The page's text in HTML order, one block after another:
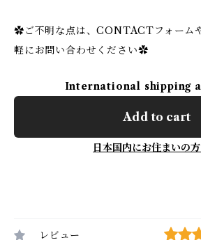
✿ご不明な点は、CONTACTフォーム
軽にお問い合わせください✿
International shipping
Add to cart
日本国内にお住まいの
レビュー